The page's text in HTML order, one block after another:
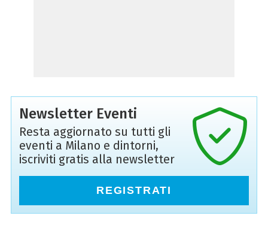
Newsletter Eventi
Resta aggiornato su tutti gli
eventi a Milano e dintorni,
iscriviti gratis alla newsletter
REGISTRATI